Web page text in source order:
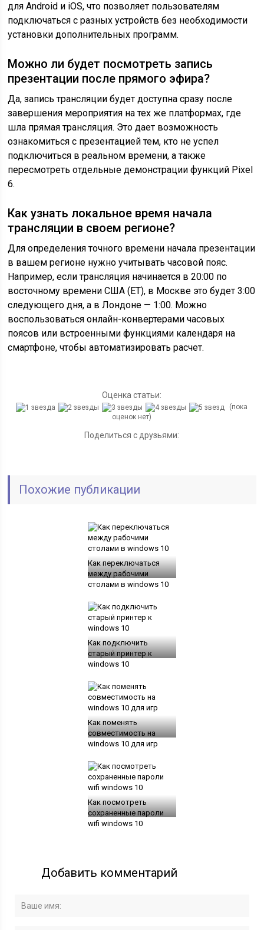
для Android и iOS, что позволяет пользователям
подключаться с разных устройств без необходимости
установки дополнительных программ.
Можно ли будет посмотреть запись
презентации после прямого эфира?
Да, запись трансляции будет доступна сразу после
завершения мероприятия на тех же платформах, где
шла прямая трансляция. Это дает возможность
ознакомиться с презентацией тем, кто не успел
подключиться в реальном времени, а также
пересмотреть отдельные демонстрации функций Pixel
6.
Как узнать локальное время начала
трансляции в своем регионе?
Для определения точного времени начала презентации
в вашем регионе нужно учитывать часовой пояс.
Например, если трансляция начинается в 20:00 по
восточному времени США (ET), в Москве это будет 3:00
следующего дня, а в Лондоне — 1:00. Можно
воспользоваться онлайн-конвертерами часовых
поясов или встроенными функциями календаря на
смартфоне, чтобы автоматизировать расчет.
Оценка статьи:
(пока
оценок нет)
Поделиться с друзьями:
Похожие публикации
Как переключаться
между рабочими
столами в windows 10
Как подключить
старый принтер к
windows 10
Как поменять
совместимость на
windows 10 для игр
Как посмотреть
сохраненные пароли
wifi windows 10
Добавить комментарий